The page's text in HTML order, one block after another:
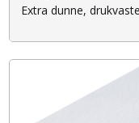
Extra dunne,